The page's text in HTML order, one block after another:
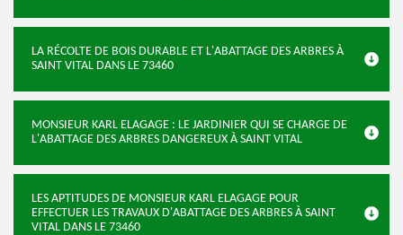
LA RÉCOLTE DE BOIS DURABLE ET L'ABATTAGE DES ARBRES À
SAINT VITAL DANS LE 73460
MONSIEUR KARL ELAGAGE : LE JARDINIER QUI SE CHARGE DE
L'ABATTAGE DES ARBRES DANGEREUX À SAINT VITAL
LES APTITUDES DE MONSIEUR KARL ELAGAGE POUR
EFFECTUER LES TRAVAUX D'ABATTAGE DES ARBRES À SAINT
VITAL DANS LE 73460